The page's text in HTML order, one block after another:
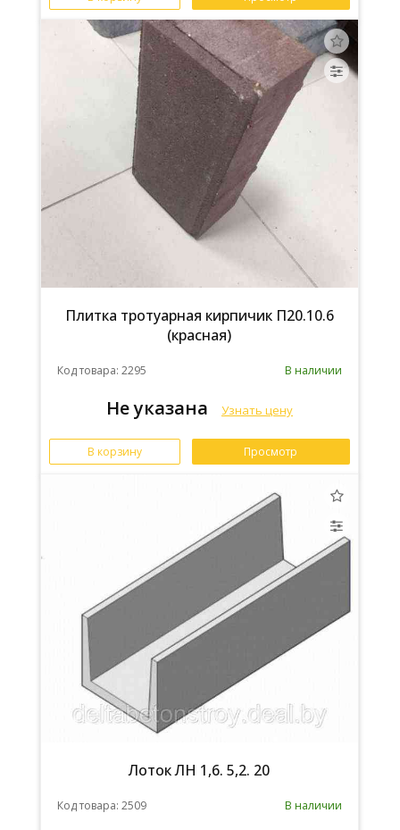
Плитка тротуарная кирпичик П20.10.6
(красная)
Код товара: 2295 В наличии
Не указана Узнать цену
В корзину Просмотр
Лоток ЛН 1,6. 5,2. 20
Код товара: 2509 В наличии